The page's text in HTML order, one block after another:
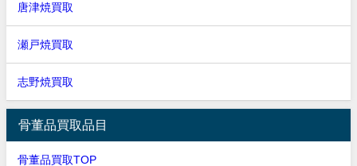
唐津焼買取
瀬戸焼買取
志野焼買取
骨董品買取品目
骨董品買取TOP